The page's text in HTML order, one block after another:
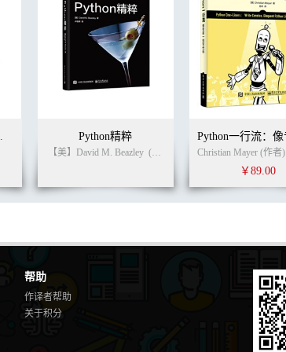
Python精粹
【美】David M. Beazley (作者) 卢俊祥 (译者)
Christian Mayer (作者)
￥89.00
帮助
作译者帮助
关于积分